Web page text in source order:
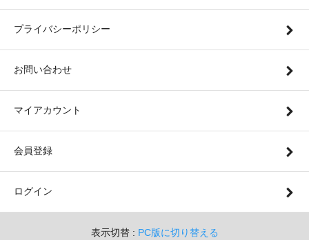
プライバシーポリシー
お問い合わせ
マイアカウント
会員登録
ログイン
表示切替 : PC版に切り替える